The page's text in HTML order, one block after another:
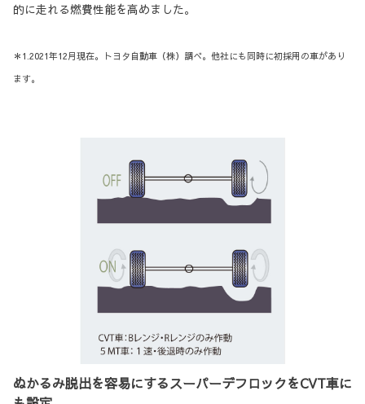
的に走れる燃費性能を高めました。
＊1.2021年12月現在。トヨタ自動車（株）調べ。他社にも同時に初採用の車があり
ます。
ぬかるみ脱出を容易にするスーパーデフロックをCVT車に